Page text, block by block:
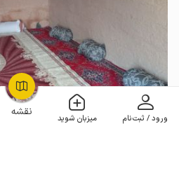
نقشه ورود / ثبت‌نام میزبان شوید
OpenStreetMap